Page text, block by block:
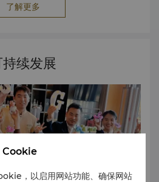
行口碑榜 2015年度最佳
la.com
Tel: (86
505 8888
了解更多
续发展
Cookie
，以启用网站功能、确保网站